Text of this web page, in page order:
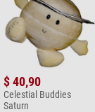
$ 40,90
Celestial Buddies
Saturn